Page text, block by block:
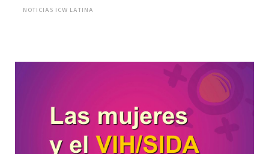
NOTICIAS ICW LATINA